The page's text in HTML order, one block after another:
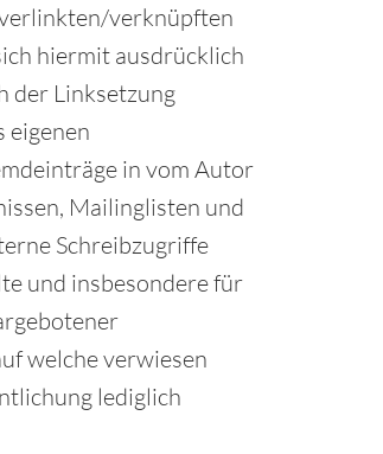
verknüpften
hiermit ausdrücklich
der Linksetzung
eigenen
in vom Autor
Mailinglisten und
Schreibzugriffe
und insbesondere für
welche verwiesen
lediglich